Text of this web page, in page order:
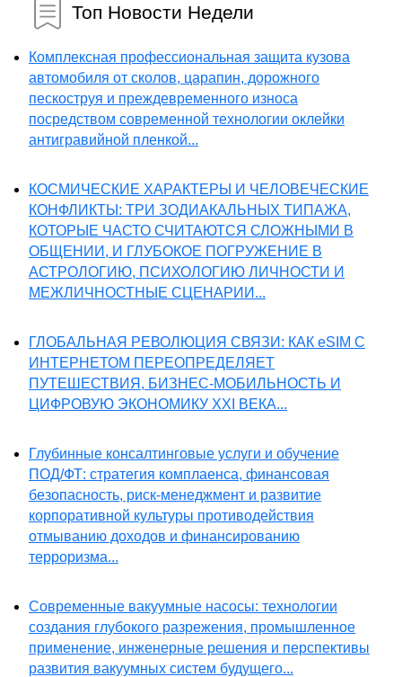
Топ Новости Недели
Комплексная профессиональная защита кузова
автомобиля от сколов, царапин, дорожного
пескоструя и преждевременного износа
посредством современной технологии оклейки
антигравийной пленкой...
КОСМИЧЕСКИЕ ХАРАКТЕРЫ И ЧЕЛОВЕЧЕСКИЕ
КОНФЛИКТЫ: ТРИ ЗОДИАКАЛЬНЫХ ТИПАЖА,
КОТОРЫЕ ЧАСТО СЧИТАЮТСЯ СЛОЖНЫМИ В
ОБЩЕНИИ, И ГЛУБОКОЕ ПОГРУЖЕНИЕ В
АСТРОЛОГИЮ, ПСИХОЛОГИЮ ЛИЧНОСТИ И
МЕЖЛИЧНОСТНЫЕ СЦЕНАРИИ...
ГЛОБАЛЬНАЯ РЕВОЛЮЦИЯ СВЯЗИ: КАК eSIM С
ИНТЕРНЕТОМ ПЕРЕОПРЕДЕЛЯЕТ
ПУТЕШЕСТВИЯ, БИЗНЕС-МОБИЛЬНОСТЬ И
ЦИФРОВУЮ ЭКОНОМИКУ XXI ВЕКА...
Глубинные консалтинговые услуги и обучение
ПОД/ФТ: стратегия комплаенса, финансовая
безопасность, риск-менеджмент и развитие
корпоративной культуры противодействия
отмыванию доходов и финансированию
терроризма...
Современные вакуумные насосы: технологии
создания глубокого разрежения, промышленное
применение, инженерные решения и перспективы
развития вакуумных систем будущего...